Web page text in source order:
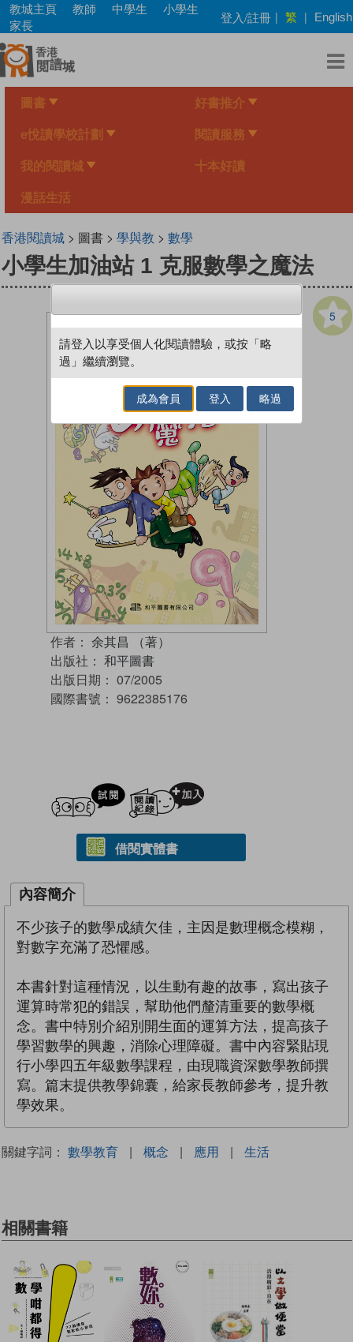
Skip
main
content
教城主頁 教師 中學生
小學生
家長
登入/註冊 | 繁 | English
圖書 好書推介
e悅讀學校計劃 閱讀服務
我的閱讀城 十本好讀
漫話生活
香港閱讀城> 圖書 > 學與教 > 數學
小學生加油站 1 克服數學之魔法
5
作者： 余其昌 （著）
出版社： 和平圖書
出版日期： 07/2005
國際書號： 9622385176
試閲
借閱實體書
內容簡介
不少孩子的數學成績欠佳，主因是數理概念模糊，
對數字充滿了恐懼感。
本書針對這種情況，以生動有趣的故事，寫出孩子
運算時常犯的錯誤，幫助他們釐清重要的數學概
念。書中特別介紹別開生面的運算方法，提高孩子
學習數學的興趣，消除心理障礙。書中內容緊貼現
行小學四五年級數學課程，由現職資深數學教師撰
寫。篇末提供教學錦囊，給家長教師參考，提升教
學效果。
關鍵字詞： 數學教育 | 概念 | 應用 | 生活
相關書籍
請登入以享受個人化閱讀體驗，或按「略
過」繼續瀏覽。
成為會員 登入 略過